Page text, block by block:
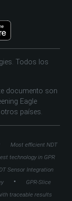
Todos los
documento son
Eagle
países.
Most efficient NDT
technology in GPR
Sensor Integration
•
GPR-Slice
traceable results